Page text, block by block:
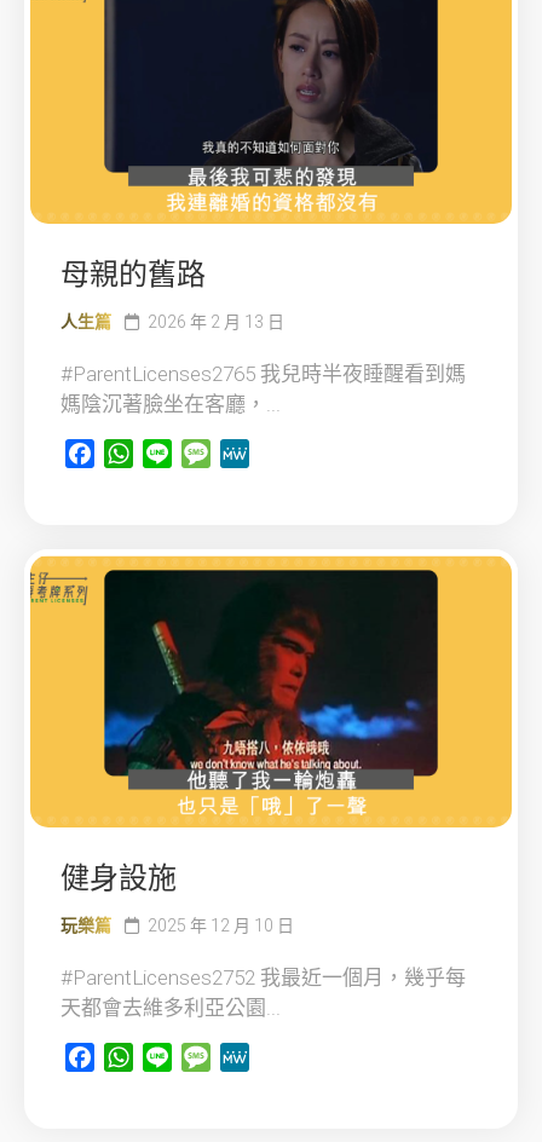
母親的舊路
人生篇 2026 年 2 月 13 日
#ParentLicenses2765 我兒時半夜睡醒看到媽
媽陰沉著臉坐在客廳，...
FacebookWhatsApp
Line Message
健身設施
玩樂篇 2025 年 12 月 10 日
#ParentLicenses2752 我最近一個月，幾乎每
天都會去維多利亞公園...
FacebookWhatsApp
Line Message